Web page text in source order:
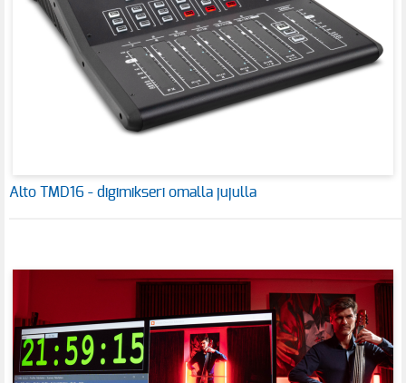
Alto TMD16 - digimikseri omalla jujulla